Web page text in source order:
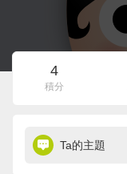
4
積分
Ta的主題